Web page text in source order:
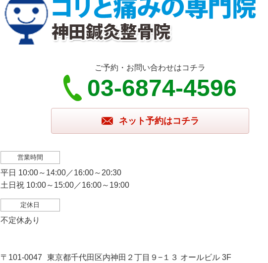
ご予約・お問い合わせはコチラ
03-6874-4596
ネット予約はコチラ
営業時間
平日 10:00～14:00／16:00～20:30
土日祝 10:00～15:00／16:00～19:00
定休日
不定休あり
〒101-0047 東京都千代田区内神田２丁目９−１３ オールビル 3F